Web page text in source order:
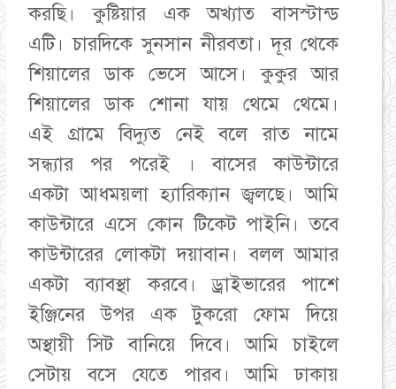
করছি। কুষ্টিয়ার এক অখ্যাত বাসস্টান্ড
এটি। চারদিকে সুনসান নীরবতা। দূর থেকে
শিয়ালের ডাক ভেসে আসে। কুকুর আর
শিয়ালের ডাক শোনা যায় থেমে থেমে।
এই গ্রামে বিদ্যুত নেই বলে রাত নামে
সন্ধ্যার পর পরেই । বাসের কাউন্টারে
একটা আধময়লা হ্যারিক্যান জ্বলছে। আমি
কাউন্টারে এসে কোন টিকেট পাইনি। তবে
কাউন্টারের লোকটা দয়াবান। বলল আমার
একটা ব্যাবস্থা করবে। ড্রাইভারের পাশে
ইঞ্জিনের উপর এক টুকরো ফোম দিয়ে
অস্থায়ী সিট বানিয়ে দিবে। আমি চাইলে
সেটায় বসে যেতে পারব। আমি ঢাকায়